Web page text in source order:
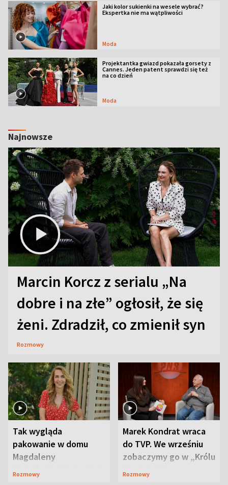
Jaki kolor sukienki na wesele wybrać?
Ekspertka nie ma wątpliwości
Moda
Projektantka gwiazd pokazała gorsety z
Cannes. Jeden patent sprawdzi się też
na co dzień
Moda
Najnowsze
Marcin Korcz z serialu „Na
dobre i na złe” ogłosił, że się
żeni. Zdradził, co zmienił syn
Rozmowy
Tak wygląda
pakowanie w domu
Magdaleny
Waligórskiej-Lisieckiej.
Rozmowy
Marek Kondrat wraca
do TVP. We wrześniu
zobaczymy go w „Królu
Maciusiu I”
Rozmowy